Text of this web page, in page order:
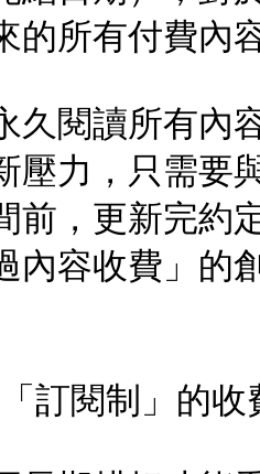
的所有付費內
久閱讀所有內
壓力，只需要
前，更新完
內容收費」的
訂閱制」的收